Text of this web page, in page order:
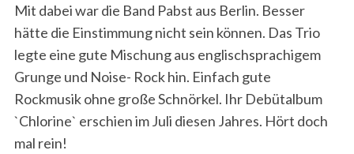
Mit dabei war die Band Pabst aus Berlin. Besser
hätte die Einstimmung nicht sein können. Das Trio
legte eine gute Mischung aus englischsprachigem
Grunge und Noise- Rock hin. Einfach gute
Rockmusik ohne große Schnörkel. Ihr Debütalbum
`Chlorine` erschien im Juli diesen Jahres. Hört doch
mal rein!